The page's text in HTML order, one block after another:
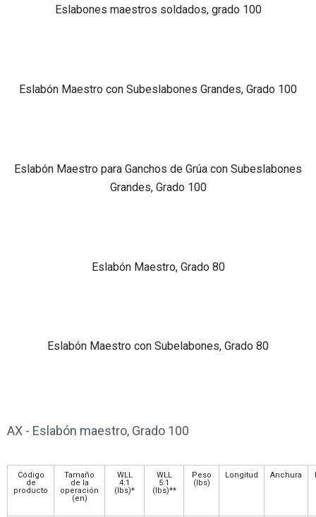
Eslabones maestros soldados, grado 100
Eslabón Maestro con Subeslabones Grandes, Grado 100
Eslabón Maestro para Ganchos de Grúa con Subeslabones
Grandes, Grado 100
Eslabón Maestro, Grado 80
Eslabón Maestro con Subelabones, Grado 80
AX - Eslabón maestro, Grado 100
Código
de
producto
Tamaño
de la
operación
(en)
WLL
4:1
(lbs)*
WLL
5:1
(lbs)**
Peso
(lbs)
Longitud Anchura